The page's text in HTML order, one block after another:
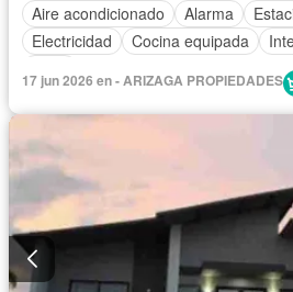
Aire acondicionado
Alarma
Electricidad
Cocina equipada
17 jun 2026 en - ARIZAGA PROPIEDADES